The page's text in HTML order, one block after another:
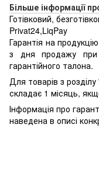
Більше інформації
Готівковий,
Privat24,LiqPay
Гарантія на
з дня продажу при
гарантійного талона.
Для товарів з розділу
складає 1 місяць,
Інформація про
наведена в описі